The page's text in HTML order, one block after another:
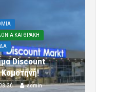
ΚΑΙ ΘΡΑΚΗ
Discount
admin